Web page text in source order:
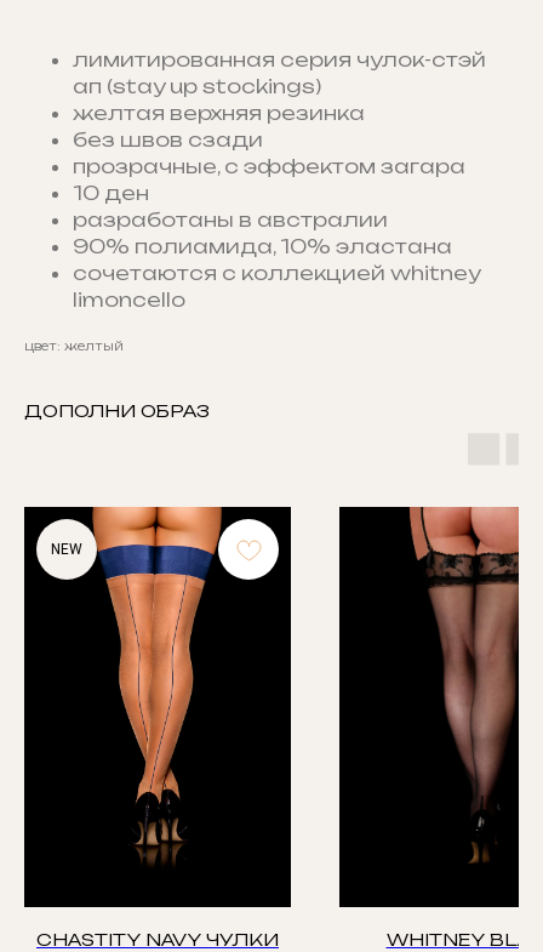
лимитированная серия чулок-стэй
ап (stay up stockings)
желтая верхняя резинка
без швов сзади
прозрачные, с эффектом загара
10 ден
разработаны в австралии
90% полиамида, 10% эластана
сочетаются с коллекцией whitney
limoncello
цвет: желтый
ДОПОЛНИ ОБРАЗ
NEW
CHASTITY NAVY ЧУЛКИ WHITNEY